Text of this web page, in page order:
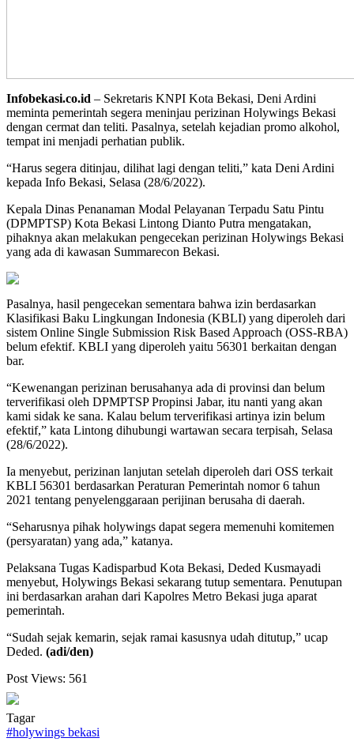
Infobekasi.co.id – Sekretaris KNPI Kota Bekasi, Deni Ardini
meminta pemerintah segera meninjau perizinan Holywings Bekasi
dengan cermat dan teliti. Pasalnya, setelah kejadian promo alkohol,
tempat ini menjadi perhatian publik.
“Harus segera ditinjau, dilihat lagi dengan teliti,” kata Deni Ardini
kepada Info Bekasi, Selasa (28/6/2022).
Kepala Dinas Penanaman Modal Pelayanan Terpadu Satu Pintu
(DPMPTSP) Kota Bekasi Lintong Dianto Putra mengatakan,
pihaknya akan melakukan pengecekan perizinan Holywings Bekasi
yang ada di kawasan Summarecon Bekasi.
Pasalnya, hasil pengecekan sementara bahwa izin berdasarkan
Klasifikasi Baku Lingkungan Indonesia (KBLI) yang diperoleh dari
sistem Online Single Submission Risk Based Approach (OSS-RBA)
belum efektif. KBLI yang diperoleh yaitu 56301 berkaitan dengan
bar.
“Kewenangan perizinan berusahanya ada di provinsi dan belum
terverifikasi oleh DPMPTSP Propinsi Jabar, itu nanti yang akan
kami sidak ke sana. Kalau belum terverifikasi artinya izin belum
efektif,” kata Lintong dihubungi wartawan secara terpisah, Selasa
(28/6/2022).
Ia menyebut, perizinan lanjutan setelah diperoleh dari OSS terkait
KBLI 56301 berdasarkan Peraturan Pemerintah nomor 6 tahun
2021 tentang penyelenggaraan perijinan berusaha di daerah.
“Seharusnya pihak holywings dapat segera memenuhi komitemen
(persyaratan) yang ada,” katanya.
Pelaksana Tugas Kadisparbud Kota Bekasi, Deded Kusmayadi
menyebut, Holywings Bekasi sekarang tutup sementara. Penutupan
ini berdasarkan arahan dari Kapolres Metro Bekasi juga aparat
pemerintah.
“Sudah sejak kemarin, sejak ramai kasusnya udah ditutup,” ucap
Deded. (adi/den)
Post Views: 561
Tagar
#holywings bekasi